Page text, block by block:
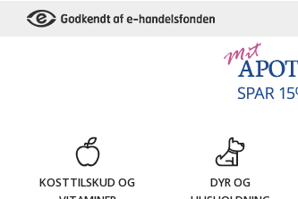
KOSTTILSKUD OG
DYR OG